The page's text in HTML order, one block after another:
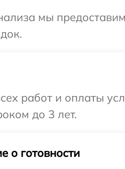
мы
работ и оплаты
до 3 лет.
о готовности